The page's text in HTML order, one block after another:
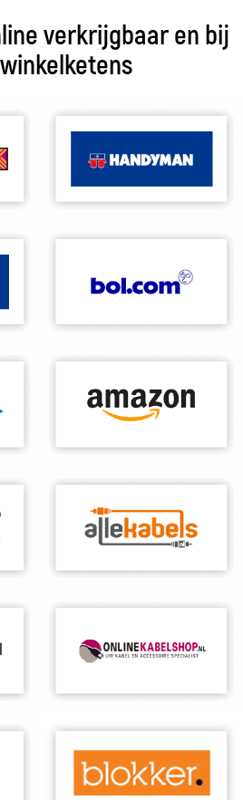
verkrijgbaar en bij